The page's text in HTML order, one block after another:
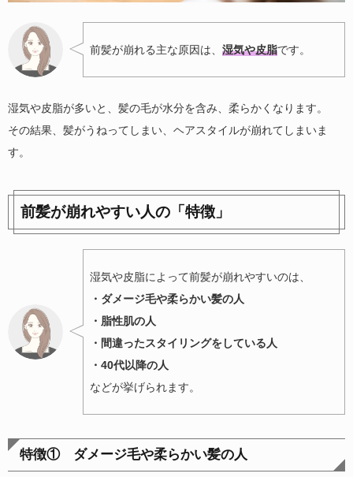
前髪が崩れる主な原因は、 湿気や皮脂です。
湿気や皮脂が多いと、髪の毛が水分を含み、柔らかくなります。
その結果、髪がうねってしまい、ヘアスタイルが崩れてしまいま
す。
前髪が崩れやすい人の「特徴」
湿気や皮脂によって前髪が崩れやすいのは、
・ダメージ毛や柔らかい髪の人
・脂性肌の人
・間違ったスタイリングをしている人
・40代以降の人
などが挙げられます。
特徴① ダメージ毛や柔らかい髪の人